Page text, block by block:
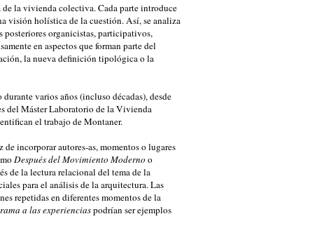
la vivienda colectiva. Cada parte introduce
visión holística de la cuestión. Así, se analiza
organicistas, participativos,
en aspectos que forman parte del
la nueva definición tipológica o la
varios años (incluso décadas), desde
del Máster Laboratorio de la Vivienda
el trabajo de Montaner.
incorporar autores-as, momentos o lugares
Después del Movimiento Moderno o
de la lectura relacional del tema de la
para el análisis de la arquitectura. Las
repetidas en diferentes momentos de la
a las experienciaspodrían ser ejemplos